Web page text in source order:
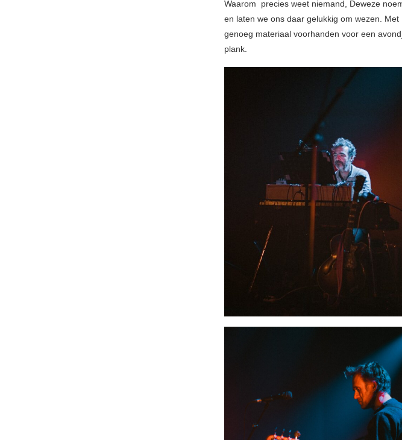
Waarom precies weet niemand, Deweze
en laten we ons daar gelukkig om wezen.
genoeg materiaal voorhanden voor een
plank.